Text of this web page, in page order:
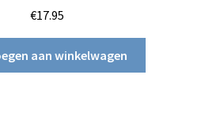
€17.95
aan winkelwagen